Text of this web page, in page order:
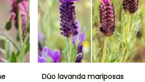
Dúo lavanda mariposas